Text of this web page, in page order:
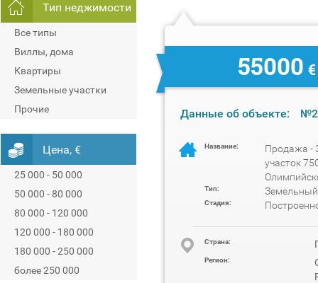
Тип неджимости
Все типы
Виллы, дома
Квартиры
Земельные участки
Прочие
Цена, €
25 000 - 50 000
50 000 - 80 000
80 000 - 120 000
120 000 - 180 000
180 000 - 250 000
более 250 000
55000 €
Данные об объекте:
Название:
Продажа -
участок
Тип: Земельный
Стадия:
Cтрана:
Регион: